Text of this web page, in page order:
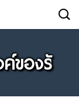
ของรั